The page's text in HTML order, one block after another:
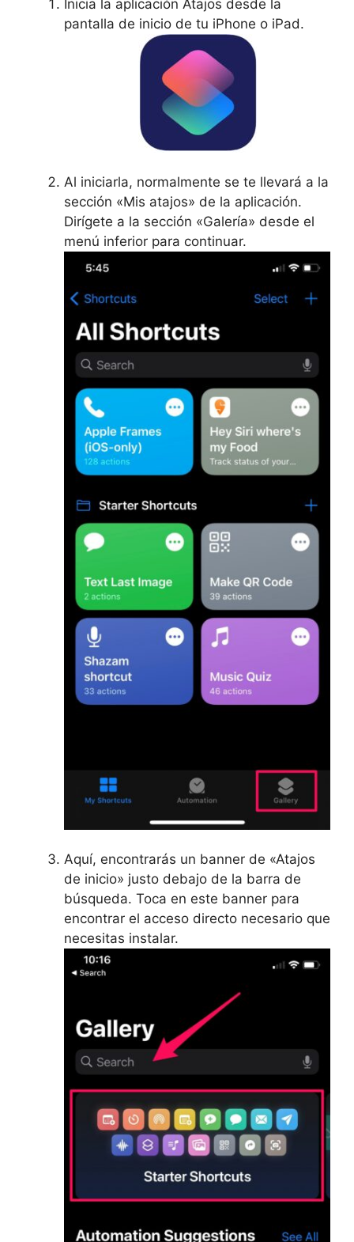
Inicia la aplicación Atajos desde la
pantalla de inicio de tu iPhone o iPad.
Al iniciarla, normalmente se te llevará a la
sección «Mis atajos» de la aplicación.
Dirígete a la sección «Galería» desde el
menú inferior para continuar.
Aquí, encontrarás un banner de «Atajos
de inicio» justo debajo de la barra de
búsqueda. Toca en este banner para
encontrar el acceso directo necesario que
necesitas instalar.